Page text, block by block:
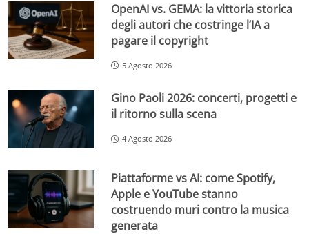
OpenAI vs. GEMA: la vittoria storica
degli autori che costringe l’IA a
pagare il copyright
5 Agosto 2026
Gino Paoli 2026: concerti, progetti e
il ritorno sulla scena
4 Agosto 2026
Piattaforme vs AI: come Spotify,
Apple e YouTube stanno
costruendo muri contro la musica
generata